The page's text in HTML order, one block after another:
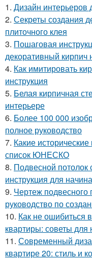
1. Дизайн интерьеров
2. Секреты создания
плиточного клея
3. Пошаговая
декоративный кирпич
4. Как имитировать
инструкция
5. Белая кирпичная
интерьере
6. Более 100 000
полное руководство
7. Какие
список ЮНЕСКО
8. Подвесной
инструкция для
9. Чертеж подвесного
руководство по
10. Как не ошибиться
квартиры: советы
11. Современный
квартире 20: стиль и